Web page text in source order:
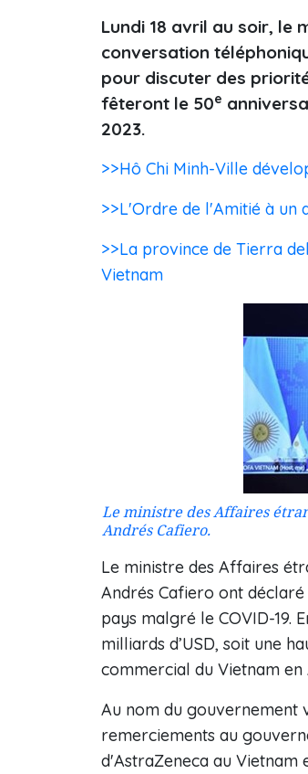
Lundi 18 avril au soir, le
conversation
pour discuter des
fêteront le 50e
2023.
>>Hô Chi Minh-Ville
>>L'Ordre de l'Amitié à un
>>La province de Tierra
Vietnam
Le ministre des Affaires
Andrés Cafiero.
Le ministre des Affaires
Andrés Cafiero ont
pays malgré le COVID-19.
milliards d’USD, soit une
commercial du Vietnam en
Au nom du gouvernement
remerciements au
d'AstraZeneca au Vietnam